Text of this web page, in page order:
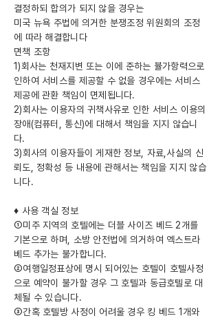
결정하되 합의가 되지 않을 경우는
미국 뉴욕 주법에 의거한 분쟁조정 위원회의 조정
에 따라 해결합니다
면책 조항
1)회사는 천재지변 또는 이에 준하는 뷸가항력으로
인하여 서비스를 제공할 수 없을 경우에는 서비스
제공에 관환 책임이 면제됩니다.
2)회사는 이용자의 귀책사유로 인한 서비스 이용의
장애(컴퓨터, 통신)에 대해서 책임을 지지 않습니
다.
3)회사의 이용자들이 게재한 정보, 자료,사실의 신
뢰도, 정확성 등 내용에 관해서는 책임을 지지 않습
니다.
♦ 사용 객실 정보
①미주 지역의 호텔에는 더블 사이즈 베드 2개를
기본으로 하며, 소방 안전법에 의거하여 엑스트라
베드 추가는 불가합니다.
②여행일정표상에 명시 되어있는 호텔이 호텔사정
으로 예약이 불가할 경우 그 호텔과 동급호텔로 대
체될 수 있습니다.
③간혹 호텔방 사정이 어려울 경우 킹 베드 1개와